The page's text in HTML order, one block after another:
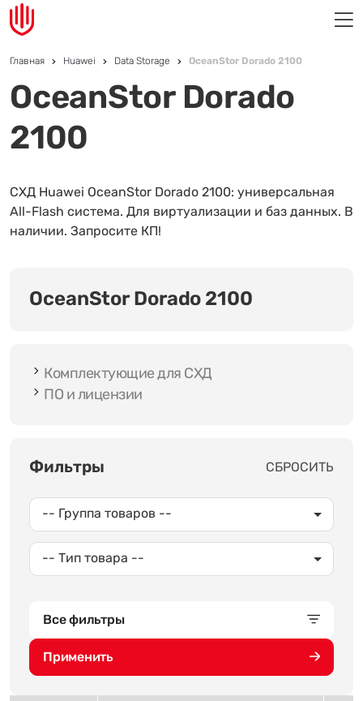
Главная Huawei Data Storage OceanStor Dorado 2100
OceanStor Dorado
2100
СХД Huawei OceanStor Dorado 2100: универсальная
All-Flash система. Для виртуализации и баз данных. В
наличии. Запросите КП!
OceanStor Dorado 2100
Фильтры СБРОСИТЬ
-- Группа товаров --
-- Тип товара --
Все фильтры
Применить
Комплектующие для СХД
ПО и лицензии